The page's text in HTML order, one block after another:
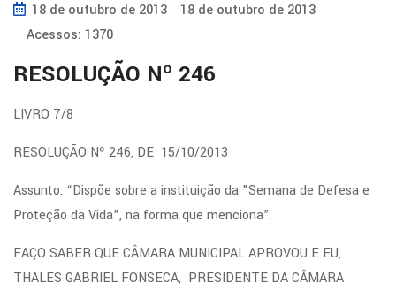
18 de outubro de 2013
18 de outubro de 2013
Acessos: 1370
RESOLUÇÃO Nº 246
LIVRO 7/8
RESOLUÇÃO Nº 246, DE 15/10/2013
Assunto: “Dispõe sobre a instituição da "Semana de Defesa e
Proteção da Vida", na forma que menciona”.
FAÇO SABER QUE CÂMARA MUNICIPAL APROVOU E EU,
THALES GABRIEL FONSECA, PRESIDENTE DA CÂMARA